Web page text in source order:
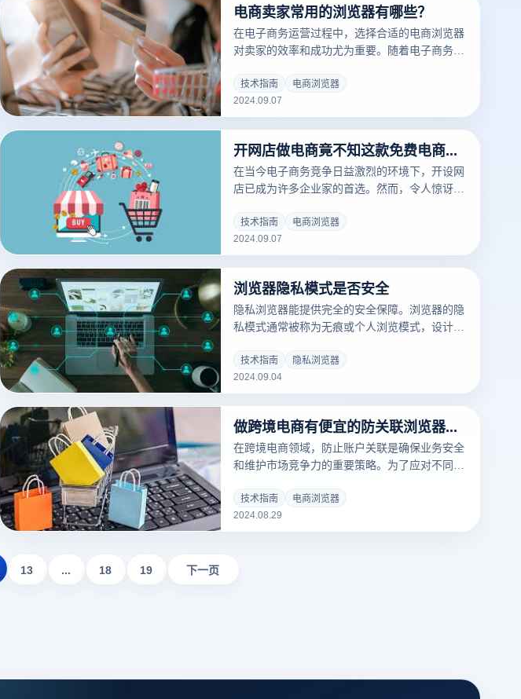
求，帮助您顺利下载和安装电子商务浏览器。
电商卖家常用的浏览器有哪些？
在电子商务运营过程中，选择合适的电商浏览器
对卖家的效率和成功尤为重要。随着电子商务平
要快速稳定的浏览体验，还需要浏览器支持各种
插件和扩展功能，以简化操作步骤。谷歌浏览
器、火狐浏览器、微软Edge等。都是电子商务
帮助卖家更好地管理店铺和处理订单，提高整体
业务效率。
技术指南
电商浏览器
2024.09.07
开网店做电商竟不知这款免费电商专用浏览器?
在当今电子商务竞争日益激烈的环境下，开设网
店已成为许多企业家的首选。然而，令人惊讶的
他们忽略了一个强大的免费工具——云登电商浏
览器。这款专为电子商务设计的浏览器集成了智
能价格比较、即时折扣提示、购物现金返还等功
客户提供更好的消费体验。如果你还没有尝试使
用云登电子商务浏览器，你可能会错过一个机
会，让你的电子商务业务更上一层楼。
技术指南
电商浏览器
2024.09.07
浏览器隐私模式是否安全
隐私浏览器能提供完全的安全保障。浏览器的隐
私模式通常被称为无痕或个人浏览模式，设计用
用户的隐私保护。但是，这种模式并不是绝对安
全的。虽然可以减少当地数据的保存和其他用户
的访问痕迹，但仍然无法阻止网络服务提供商、
为保护隐私的一部分，但用户仍然需要采取其他
措施来确保全面的安全。
技术指南
隐私浏览器
2024.09.04
做跨境电商有便宜的防关联浏览器推荐吗?
在跨境电商领域，防止账户关联是确保业务安全
和维护市场竞争力的重要策略。为了应对不同国
用能够有效隔离操作环境的浏览器。选择一款价
格实惠且功能强大的电商浏览器，可以大大降低
技术指南
电商浏览器
2024.08.29
13 ... 18 19 下一页